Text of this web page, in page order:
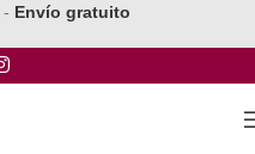
- Envío gratuito